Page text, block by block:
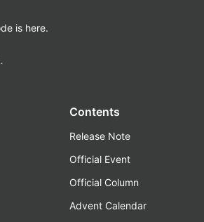
is here.
Contents
Release Note
Official Event
Official Column
Advent Calendar